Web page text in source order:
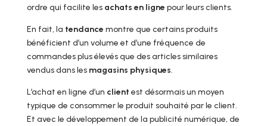
ordre qui facilite les achats en ligne pour leurs clients.
En fait, la tendance montre que certains produits
bénéficient d’un volume et d’une fréquence de
commandes plus élevés que des articles similaires
vendus dans les magasins physiques.
L’achat en ligne d’un client est désormais un moyen
typique de consommer le produit souhaité par le client.
Et avec le développement de la publicité numérique, de